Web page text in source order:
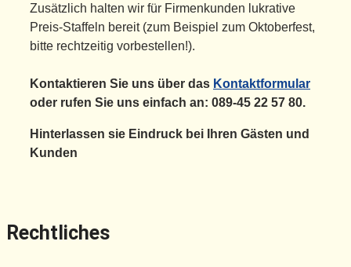
Zusätzlich halten wir für Firmenkunden lukrative
Preis-Staffeln bereit (zum Beispiel zum Oktoberfest,
bitte rechtzeitig vorbestellen!).
Kontaktieren Sie uns über das Kontaktformular
oder rufen Sie uns einfach an: 089-45 22 57 80.
Hinterlassen sie Eindruck bei Ihren Gästen und
Kunden
Rechtliches